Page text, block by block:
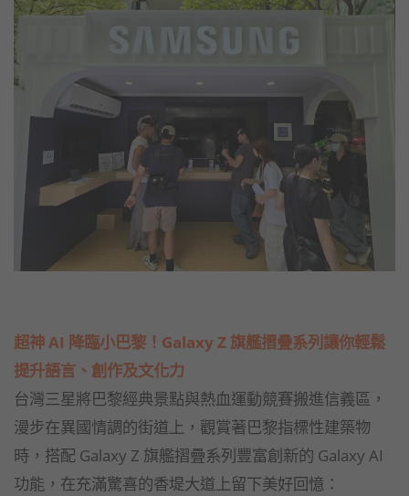
超神 AI 降臨小巴黎！Galaxy Z 旗艦摺疊系列讓你輕鬆
提升語言、創作及文化力
台灣三星將巴黎經典景點與熱血運動競賽搬進信義區，
漫步在異國情調的街道上，觀賞著巴黎指標性建築物
時，搭配 Galaxy Z 旗艦摺疊系列豐富創新的 Galaxy AI
功能，在充滿驚喜的香堤大道上留下美好回憶：